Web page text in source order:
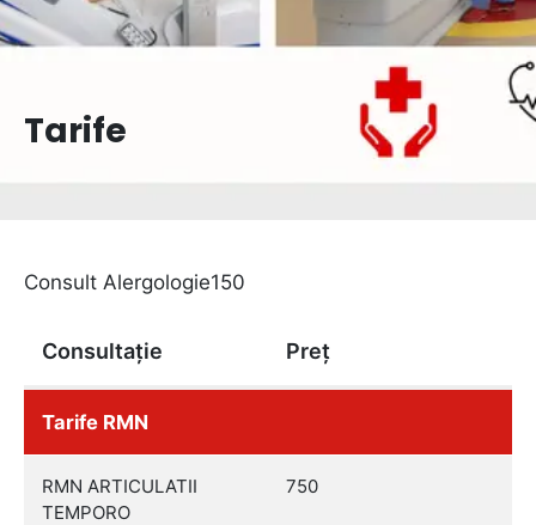
Tarife
Consult Alergologie150
Consultație Preț
Tarife RMN
RMN ARTICULATII
TEMPORO
750